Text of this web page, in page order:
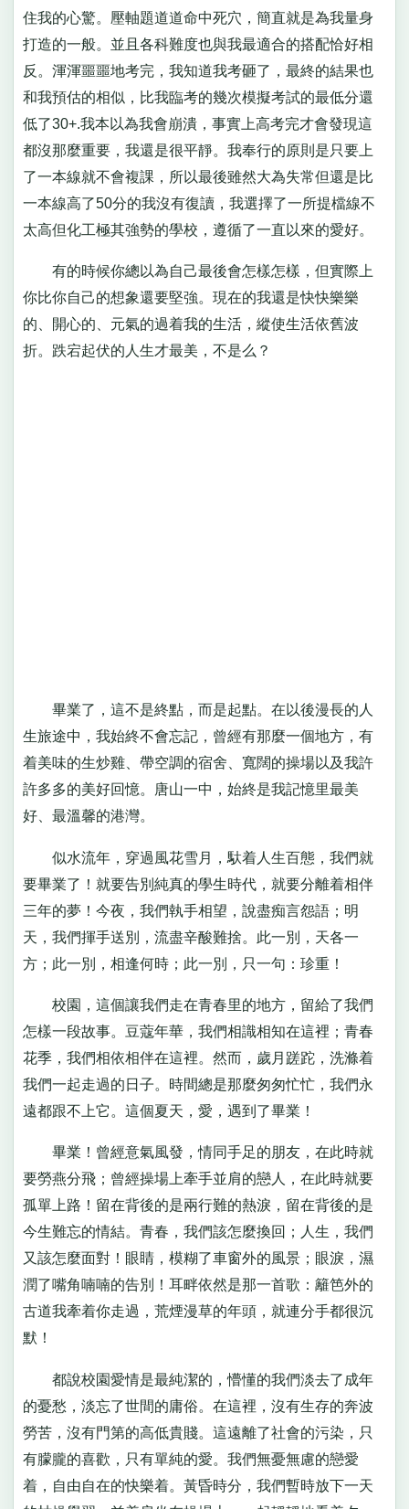
住我的心驚。壓軸題道道命中死穴，簡直就是為我量身
打造的一般。並且各科難度也與我最適合的搭配恰好相
反。渾渾噩噩地考完，我知道我考砸了，最終的結果也
和我預估的相似，比我臨考的幾次模擬考試的最低分還
低了30+.我本以為我會崩潰，事實上高考完才會發現這
都沒那麼重要，我還是很平靜。我奉行的原則是只要上
了一本線就不會複課，所以最後雖然大為失常但還是比
一本線高了50分的我沒有復讀，我選擇了一所提檔線不
太高但化工極其強勢的學校，遵循了一直以來的愛好。
有的時候你總以為自己最後會怎樣怎樣，但實際上
你比你自己的想象還要堅強。現在的我還是快快樂樂
的、開心的、元氣的過着我的生活，縱使生活依舊波
折。跌宕起伏的人生才最美，不是么？
畢業了，這不是終點，而是起點。在以後漫長的人
生旅途中，我始終不會忘記，曾經有那麼一個地方，有
着美味的生炒雞、帶空調的宿舍、寬闊的操場以及我許
許多多的美好回憶。唐山一中，始終是我記憶里最美
好、最溫馨的港灣。
似水流年，穿過風花雪月，馱着人生百態，我們就
要畢業了！就要告別純真的學生時代，就要分離着相伴
三年的夢！今夜，我們執手相望，說盡痴言怨語；明
天，我們揮手送別，流盡辛酸難捨。此一別，天各一
方；此一別，相逢何時；此一別，只一句：珍重！
校園，這個讓我們走在青春里的地方，留給了我們
怎樣一段故事。豆蔻年華，我們相識相知在這裡；青春
花季，我們相依相伴在這裡。然而，歲月蹉跎，洗滌着
我們一起走過的日子。時間總是那麼匆匆忙忙，我們永
遠都跟不上它。這個夏天，愛，遇到了畢業！
畢業！曾經意氣風發，情同手足的朋友，在此時就
要勞燕分飛；曾經操場上牽手並肩的戀人，在此時就要
孤單上路！留在背後的是兩行難的熱淚，留在背後的是
今生難忘的情結。青春，我們該怎麼換回；人生，我們
又該怎麼面對！眼睛，模糊了車窗外的風景；眼淚，濕
潤了嘴角喃喃的告別！耳畔依然是那一首歌：籬笆外的
古道我牽着你走過，荒煙漫草的年頭，就連分手都很沉
默！
都說校園愛情是最純潔的，懵懂的我們淡去了成年
的憂愁，淡忘了世間的庸俗。在這裡，沒有生存的奔波
勞苦，沒有門第的高低貴賤。這遠離了社會的污染，只
有朦朧的喜歡，只有單純的愛。我們無憂無慮的戀愛
着，自由自在的快樂着。黃昏時分，我們暫時放下一天